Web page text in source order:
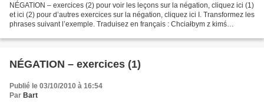
NÉGATION – exercices (2) pour voir les leçons sur la négation, cliquez ici (1)
et ici (2) pour d’autres exercices sur la négation, cliquez ici I. Transformez les
phrases suivant l’exemple. Traduisez en français : Chciałbym z kimś
NÉGATION – exercices (1)
Publié le 03/10/2010 à 16:54
Par Bart